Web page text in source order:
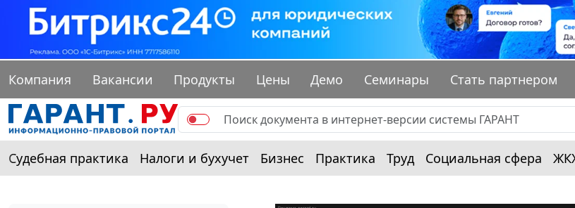
Компания Вакансии Продукты Цены Демо Семинары Стать партнером
Судебная практика Налоги и бухучет Бизнес Практика Труд Социальная сфера